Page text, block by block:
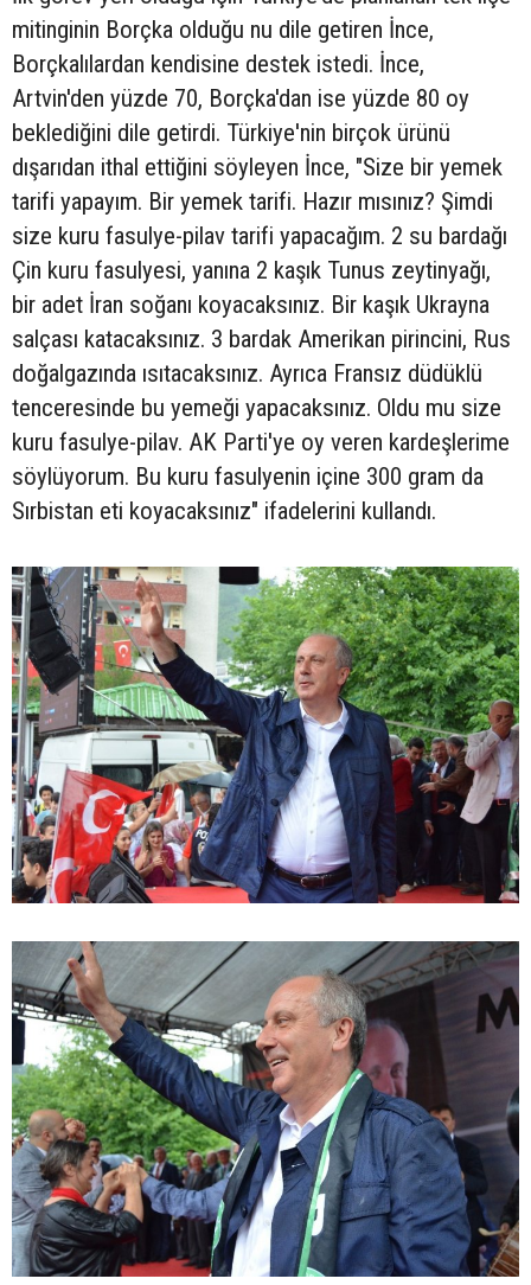
mitinginin Borçka olduğu nu dile getiren İnce,
Borçkalılardan kendisine destek istedi. İnce,
Artvin'den yüzde 70, Borçka'dan ise yüzde 80 oy
beklediğini dile getirdi. Türkiye'nin birçok ürünü
dışarıdan ithal ettiğini söyleyen İnce, "Size bir yemek
tarifi yapayım. Bir yemek tarifi. Hazır mısınız? Şimdi
size kuru fasulye-pilav tarifi yapacağım. 2 su bardağı
Çin kuru fasulyesi, yanına 2 kaşık Tunus zeytinyağı,
bir adet İran soğanı koyacaksınız. Bir kaşık Ukrayna
salçası katacaksınız. 3 bardak Amerikan pirincini, Rus
doğalgazında ısıtacaksınız. Ayrıca Fransız düdüklü
tenceresinde bu yemeği yapacaksınız. Oldu mu size
kuru fasulye-pilav. AK Parti'ye oy veren kardeşlerime
söylüyorum. Bu kuru fasulyenin içine 300 gram da
Sırbistan eti koyacaksınız" ifadelerini kullandı.